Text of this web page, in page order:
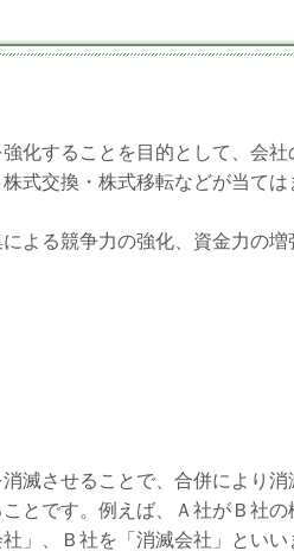
化することを目的として、会社
式交換・株式移転などが当ては
よる競争力の強化、資金力の増
滅させることで、合併により消
とです。例えば、Ａ社がＢ社の
」、Ｂ社を「消滅会社」といい